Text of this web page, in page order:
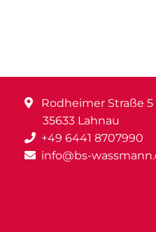
Rodheimer Straße 5
35633 Lahnau
+49 6441 8707990
info@bs-